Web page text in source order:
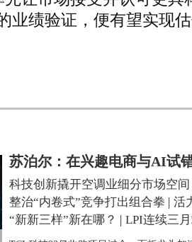
业绩验证，便有望实现
苏泊尔：在兴趣电商与AI试
科技创新撬开空调业细分市场空间
整治“内卷式”竞争打出组合拳 | 活
“新新三样”新在哪？ | LPI连续三